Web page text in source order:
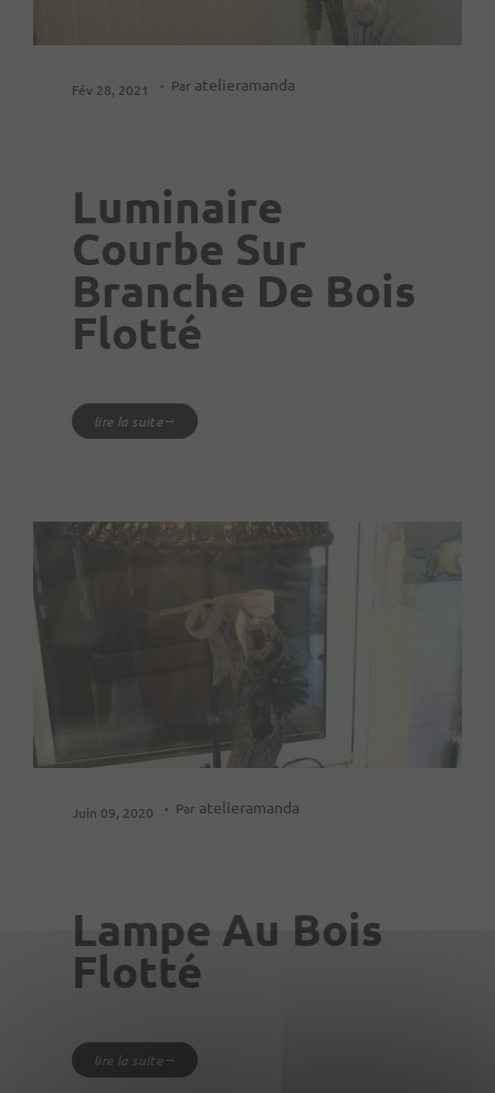
Fév 28, 2021 Par atelieramanda
Luminaire
Courbe Sur
Branche De Bois
Flotté
lire la suite
Juin 09, 2020 Par atelieramanda
Lampe Au Bois
Flotté
lire la suite